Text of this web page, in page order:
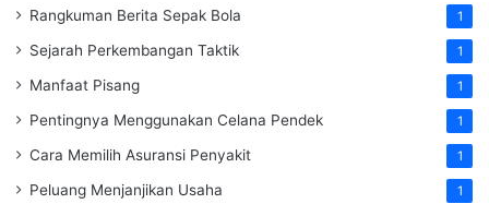
Rangkuman Berita Sepak Bola 1
Sejarah Perkembangan Taktik 1
Manfaat Pisang 1
Pentingnya Menggunakan Celana Pendek 1
Cara Memilih Asuransi Penyakit 1
Peluang Menjanjikan Usaha 1